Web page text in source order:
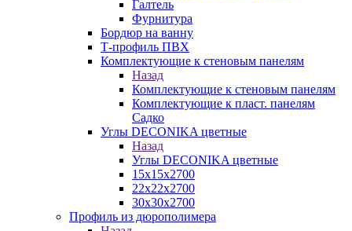
Галтель
Фурнитура
Бордюр на ванну
Т-профиль ПВХ
Комплектующие к стеновым панелям
Назад
Комплектующие к стеновым панелям
Комплектующие к пласт. панелям
Садко
Углы DECONIKA цветные
Назад
Углы DECONIKA цветные
15х15х2700
22х22х2700
30х30х2700
Профиль из дюрополимера